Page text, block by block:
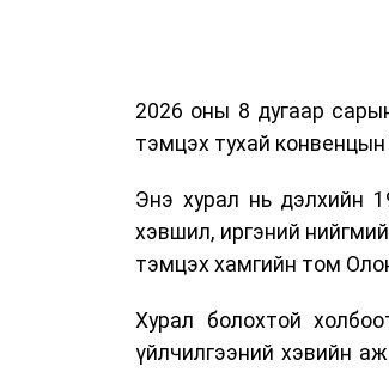
2026 оны 8 дугаар
тэмцэх тухай конвенцын
Энэ хурал нь дэлхийн
хэвшил, иргэний
тэмцэх хамгийн том
Хурал болохтой
үйлчилгээний хэвийн